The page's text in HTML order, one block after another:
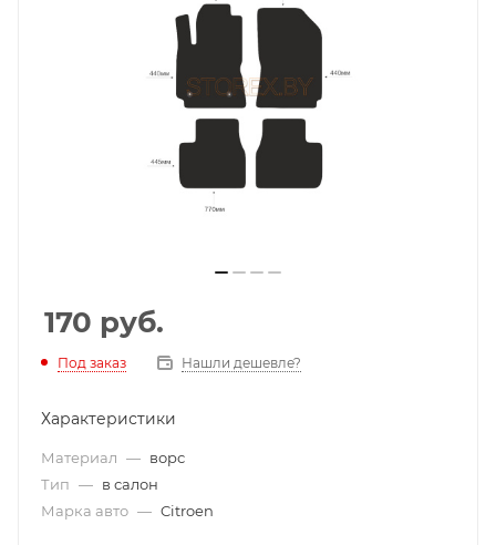
170 руб.
Под заказ Нашли дешевле?
Характеристики
Материал — ворс
Тип — в салон
Марка авто — Citroen